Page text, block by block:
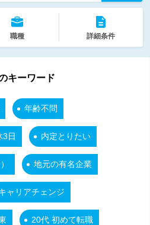
職種 詳細条件
キーワード
年齢不問
3日 内定とりたい
地元の有名企業
ャリアチェンジ
20代 初めて転職